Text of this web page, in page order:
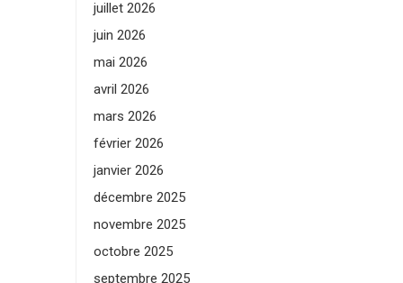
juillet 2026
juin 2026
mai 2026
avril 2026
mars 2026
février 2026
janvier 2026
décembre 2025
novembre 2025
octobre 2025
septembre 2025